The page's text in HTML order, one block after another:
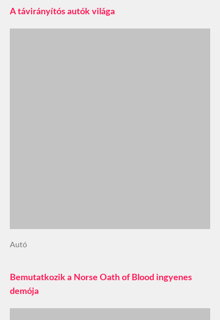
A távirányítós autók világa
Autó
Bemutatkozik a Norse Oath of Blood ingyenes
demója